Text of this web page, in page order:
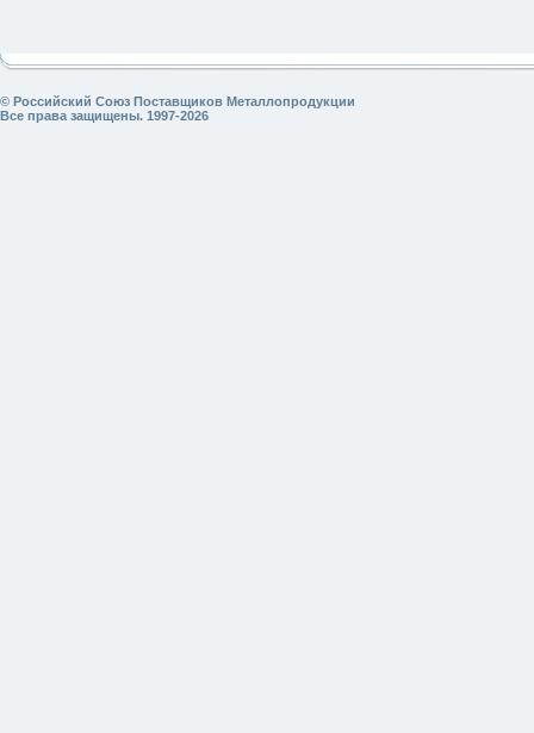
© Российский Союз Поставщиков Металлопродукции
Все права защищены. 1997-2026